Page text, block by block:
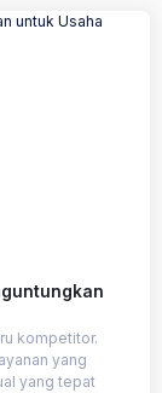
kompetitor.
yang
yang tepat